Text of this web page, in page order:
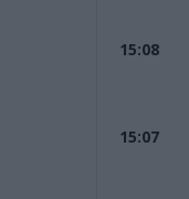
15:08
15:07